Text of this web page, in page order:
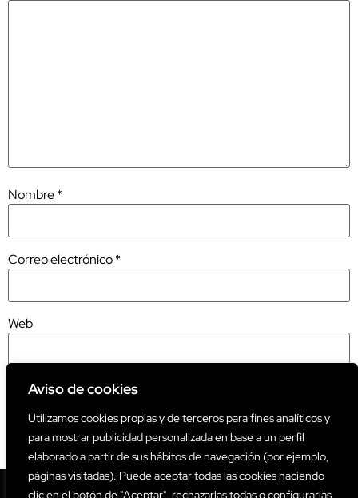
Aviso de cookies
Utilizamos cookies propias y de terceros para fines analíticos y
para mostrar publicidad personalizada en base a un perfil
elaborado a partir de sus hábitos de navegación (por ejemplo,
páginas visitadas). Puede aceptar todas las cookies haciendo
clic en el botón de "Aceptar", rechazarlas todas o configurarlas
Nombre*
Correo electrónico*
Web
Este sitio usa Akismet para reducir el spam.
Aprende cómo se
procesan los datos de tus comentarios.